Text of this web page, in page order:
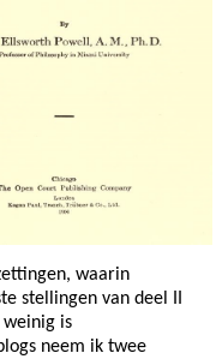
waarin
stellingen van deel II
is
neem ik twee